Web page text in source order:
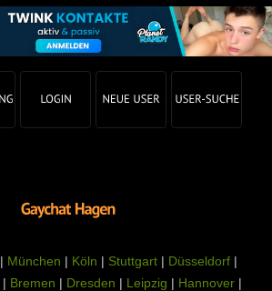
| München | Köln | Stuttgart | Düsseldorf |
| Bremen | Dresden | Leipzig | Hannover|